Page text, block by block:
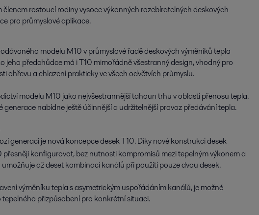
členem rostoucí rodiny vysoce výkonných rozebíratelných deskových
pro průmyslové aplikace.
modelu M10 v průmyslové řadě deskových výměníků tepla
jeho předchůdce má i T10 mimořádně všestranný design, vhodný pro
ohřevu a chlazení prakticky ve všech odvětvích průmyslu.
modelu M10 jako nejvšestrannější tahoun trhu v oblasti přenosu tepla.
generace nabídne ještě účinnější a udržitelnější provoz předávání tepla.
generaci je nová koncepce desek T10. Díky nové konstrukci desek
přesněji konfigurovat, bez nutnosti kompromisů mezi tepelným výkonem a
až deset kombinací kanálů při použití pouze dvou desek.
výměníku tepla s asymetrickým uspořádáním kanálů, je možné
přizpůsobení pro konkrétní situaci.